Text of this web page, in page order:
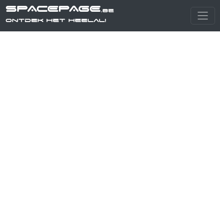
SPACEPAGE.be
Ontdek het heelal!